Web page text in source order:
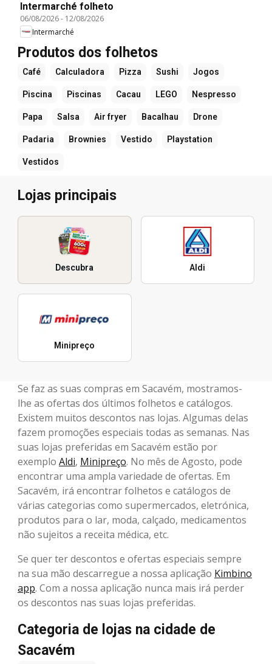
Intermarché folheto
06/08/2026- 12/08/2026
Intermarché
Produtos dos folhetos
Café Calculadora Pizza Sushi Jogos
Piscina Piscinas Cacau LEGO Nespresso
Papa Salsa Air fryer Bacalhau Drone
Padaria Brownies Vestido Playstation
Vestidos
Lojas principais
Descubra Aldi
Minipreço
Se faz as suas compras em Sacavém, mostramos-
lhe as ofertas dos últimos folhetos e catálogos.
Existem muitos descontos nas lojas. Algumas delas
fazem promoções especiais todas as semanas. Nas
suas lojas preferidas em Sacavém estão por
exemplo Aldi, Minipreço. No mês de Agosto, pode
encontrar uma ampla variedade de ofertas. Em
Sacavém, irá encontrar folhetos e catálogos de
várias categorias como supermercados, eletrónica,
produtos para o lar, moda, calçado, medicamentos
não sujeitos a receita médica, etc.
Se quer ter descontos e ofertas especiais sempre
na sua mão descarregue a nossa aplicação Kimbino
app. Com a nossa aplicação nunca mais irá perder
os descontos nas suas lojas preferidas.
Categoria de lojas na cidade de
Sacavém